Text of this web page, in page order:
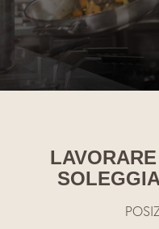
Download
Lavora con noi
Camere e
Gusto e